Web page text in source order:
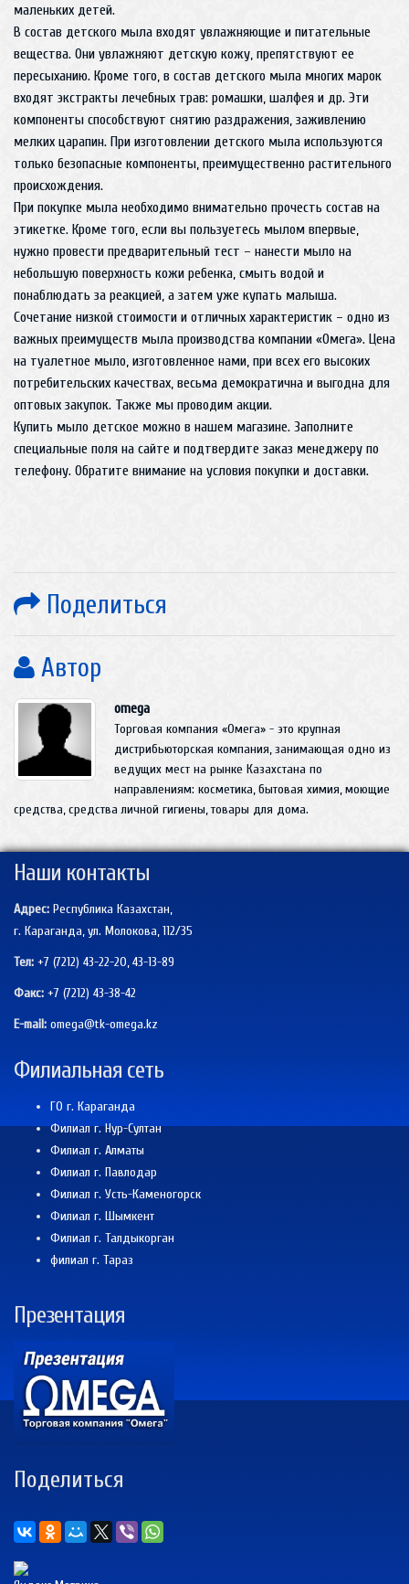
маленьких детей.
В состав детского мыла входят увлажняющие и питательные
вещества. Они увлажняют детскую кожу, препятствуют ее
пересыханию. Кроме того, в состав детского мыла многих марок
входят экстракты лечебных трав: ромашки, шалфея и др. Эти
компоненты способствуют снятию раздражения, заживлению
мелких царапин. При изготовлении детского мыла используются
только безопасные компоненты, преимущественно растительного
происхождения.
При покупке мыла необходимо внимательно прочесть состав на
этикетке. Кроме того, если вы пользуетесь мылом впервые,
нужно провести предварительный тест – нанести мыло на
небольшую поверхность кожи ребенка, смыть водой и
понаблюдать за реакцией, а затем уже купать малыша.
Сочетание низкой стоимости и отличных характеристик – одно из
важных преимуществ мыла производства компании «Омега». Цена
на туалетное мыло, изготовленное нами, при всех его высоких
потребительских качествах, весьма демократична и выгодна для
оптовых закупок. Также мы проводим акции.
Купить мыло детское можно в нашем магазине. Заполните
специальные поля на сайте и подтвердите заказ менеджеру по
телефону. Обратите внимание на условия покупки и доставки.
Поделиться
Автор
omega
Торговая компания «Омега» - это крупная
дистрибьюторская компания, занимающая одно из
ведущих мест на рынке Казахстана по
направлениям: косметика, бытовая химия, моющие
средства, средства личной гигиены, товары для дома.
Наши контакты
Адрес: Республика Казахстан,
г. Караганда, ул. Молокова, 112/35
Тел: +7 (7212) 43-22-20, 43-13-89
Факс: +7 (7212) 43-38-42
E-mail: omega@tk-omega.kz
Филиальная сеть
ГО г. Караганда
Филиал г. Нур-Султан
Филиал г. Алматы
Филиал г. Павлодар
Филиал г. Усть-Каменогорск
Филиал г. Шымкент
Филиал г. Талдыкорган
филиал г. Тараз
Презентация
Поделиться